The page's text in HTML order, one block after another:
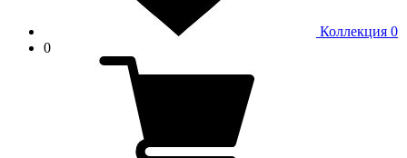
Коллекция 0
0